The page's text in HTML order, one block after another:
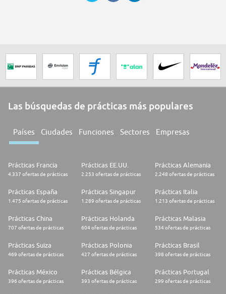
Las búsquedas de prácticas más populares
Países Ciudades Funciones Sectores Empresas
Prácticas Francia
4.337 ofertas de prácticas
Prácticas EE.UU.
2.253 ofertas de prácticas
Prácticas Alemania
2.248 ofertas de prácticas
Prácticas España
1.475 ofertas de prácticas
Prácticas Singapur
1.289 ofertas de prácticas
Prácticas Italia
1.213 ofertas de prácticas
Prácticas China
707 ofertas de prácticas
Prácticas Holanda
604 ofertas de prácticas
Prácticas Malasia
534 ofertas de prácticas
Prácticas Suiza
469 ofertas de prácticas
Prácticas Polonia
427 ofertas de prácticas
Prácticas Brasil
398 ofertas de prácticas
Prácticas México
396 ofertas de prácticas
Prácticas Bélgica
393 ofertas de prácticas
Prácticas Portugal
299 ofertas de prácticas